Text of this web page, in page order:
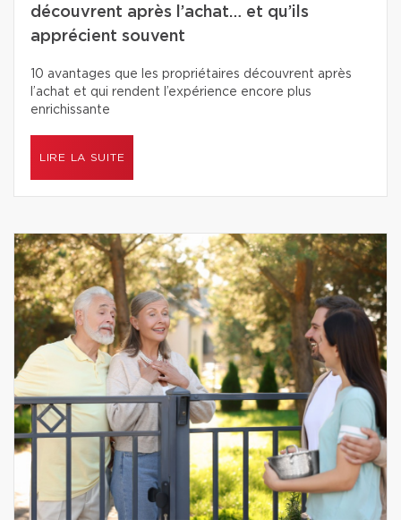
découvrent après l’achat… et qu’ils
apprécient souvent
10 avantages que les propriétaires découvrent après
l’achat et qui rendent l’expérience encore plus
enrichissante
LIRE LA SUITE